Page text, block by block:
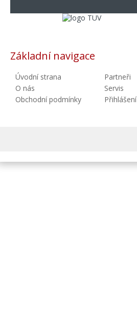
Základní navigace
Úvodní strana
O nás
Obchodní podmínky
Partneři
Servis
Přihlášení